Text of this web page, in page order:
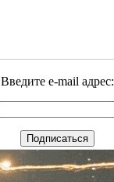
Введите e-mail адрес: